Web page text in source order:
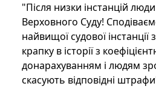
"Після низки інстанцій
Верховного Суду!
найвищої судової
крапку в історії з
донарахуванням і людям
скасують відповідні